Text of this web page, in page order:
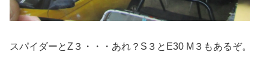
スパイダーとZ３・・・あれ？S３とE30 M３もあるぞ。